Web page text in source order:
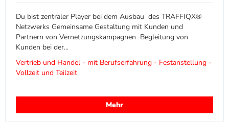
Du bist zentraler Player bei dem Ausbau des TRAFFIQX®
Netzwerks Gemeinsame Gestaltung mit Kunden und
Partnern von Vernetzungskampagnen Begleitung von
Kunden bei der...
Vertrieb und Handel - mit Berufserfahrung - Festanstellung -
Vollzeit und Teilzeit
Mehr